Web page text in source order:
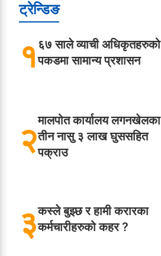
ट्रेन्डिङ
१६७ साले व्याची अधिकृतहरुको
पकडमा सामान्य प्रशासन
२मालपोत कार्यालय लगनखेलका
तीन नासु ३ लाख घुससहित
पक्राउ
३कस्ले बुझ्छ र हामी करारका
कर्मचारीहरुको कहर ?